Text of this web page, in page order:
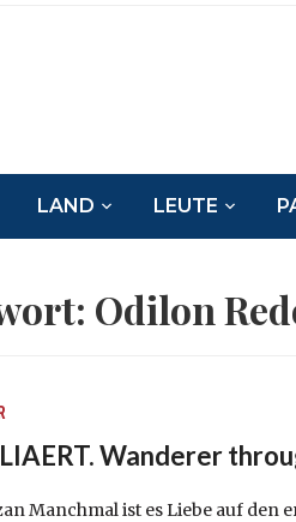
LAND LEUTE
Odilon
Wanderer
Manchmal ist es Liebe auf den